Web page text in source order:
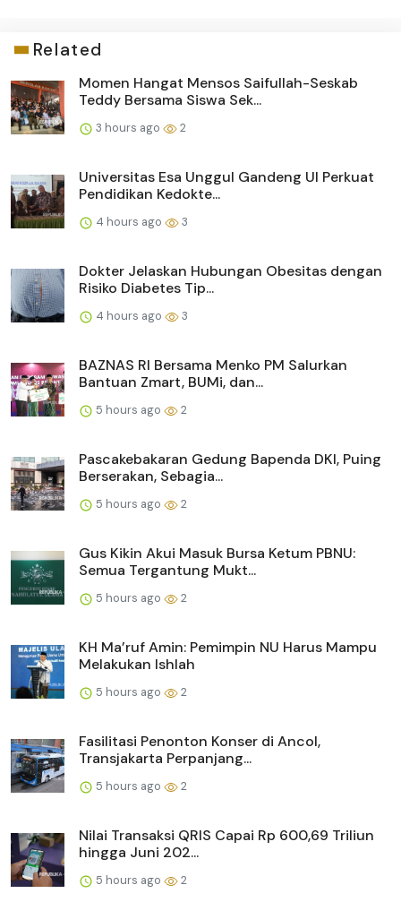
Related
Momen Hangat Mensos Saifullah-Seskab
Teddy Bersama Siswa Sek...
3 hours ago 2
Universitas Esa Unggul Gandeng UI Perkuat
Pendidikan Kedokte...
4 hours ago 3
Dokter Jelaskan Hubungan Obesitas dengan
Risiko Diabetes Tip...
4 hours ago 3
BAZNAS RI Bersama Menko PM Salurkan
Bantuan Zmart, BUMi, dan...
5 hours ago 2
Pascakebakaran Gedung Bapenda DKI, Puing
Berserakan, Sebagia...
5 hours ago 2
Gus Kikin Akui Masuk Bursa Ketum PBNU:
Semua Tergantung Mukt...
5 hours ago 2
KH Ma’ruf Amin: Pemimpin NU Harus Mampu
Melakukan Ishlah
5 hours ago 2
Fasilitasi Penonton Konser di Ancol,
Transjakarta Perpanjang...
5 hours ago 2
Nilai Transaksi QRIS Capai Rp 600,69 Triliun
hingga Juni 202...
5 hours ago 2